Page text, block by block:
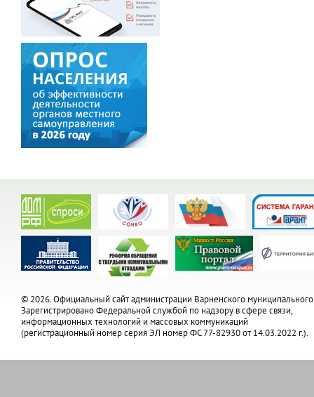
© 2026. Официальный сайт администрации Варненского муниципального
Зарегистрировано Федеральной службой по надзору в сфере связи,
информационных технологий и массовых коммуникаций
(регистрационный номер серия ЭЛ номер ФС 77-82930 от 14.03.2022 г.).